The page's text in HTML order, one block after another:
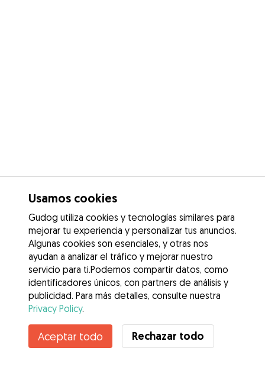
Usamos cookies
Gudog utiliza cookies y tecnologías similares para
mejorar tu experiencia y personalizar tus anuncios.
Algunas cookies son esenciales, y otras nos
ayudan a analizar el tráfico y mejorar nuestro
servicio para ti.Podemos compartir datos, como
identificadores únicos, con partners de análisis y
publicidad. Para más detalles, consulte nuestra
Privacy Policy.
Aceptar todo Rechazar todo